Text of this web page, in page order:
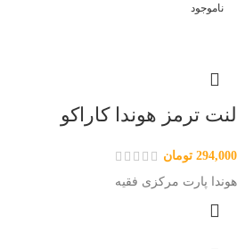
ناموجود
لنت ترمز هوندا کاراکو
294,000 تومان
هوندا پارت مرکزی فقیه